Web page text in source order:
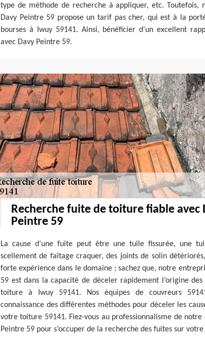
type de méthode de recherche à appliquer, etc. Toutefois,
Davy Peintre 59 propose un tarif pas cher, qui est à la
bourses à Iwuy 59141. Ainsi, bénéficier d’un excellent
avec Davy Peintre 59.
Recherche fuite de toiture fiable avec
Peintre 59
La cause d’une fuite peut être une tuile fissurée, une
scellement de faîtage craquer, des joints de solin
forte expérience dans le domaine ; sachez que, notre
59 est dans la capacité de déceler rapidement l’origine
toiture à Iwuy 59141. Nos équipes de couvreurs
connaissance des différentes méthodes pour déceler les
votre toiture 59141. Fiez-vous au professionnalisme de notre
Peintre 59 pour s’occuper de la recherche des fuites sur